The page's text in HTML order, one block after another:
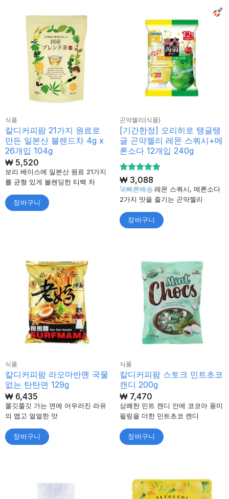
식품
칼디커피팜 21가지 원료로
만든 일본산 블렌드차 4g x
26개입 104g
₩5,520
보리 베이스에 일본산 원료 21가지
를 균형 있게 블렌딩한 티백 차
장바구니
곤약젤리(식품)
[기간한정] 오리히로 탱글탱
글 곤약젤리 레몬 스쿼시+메
론소다 12개입 240g
5 중에서
4.88로 평
가됨
₩3,088
🚀빠른배송 레몬 스쿼시, 메론소다
2가지 맛을 즐기는 곤약젤리
장바구니
식품
칼디커피팜 라오마반몐 국물
없는 탄탄면 129g
₩6,435
쫄깃쫄깃 가는 면에 어우러진 라유
의 맵고 얼얼한 맛
장바구니
식품
칼디커피팜 스토크 민트초코
캔디 200g
₩7,470
상쾌한 민트 캔디 안에 코코아 풍미
필링을 더한 민트초코 캔디
장바구니